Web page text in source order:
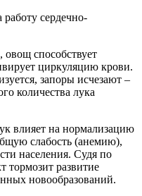
работу сердечно-
способствует
циркуляцию крови.
запоры исчезают –
количества лука
влияет на нормализацию
слабость (анемию),
населения. Судя по
тормозит развитие
новообразований.